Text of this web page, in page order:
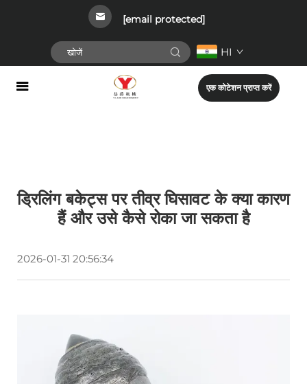
[email protected]
HI
एक कोटेशन प्राप्त करें
ड्रिलिंग बकेट्स पर तीव्र घिसावट के क्या कारण
हैं और उसे कैसे रोका जा सकता है
2026-01-31 20:56:34